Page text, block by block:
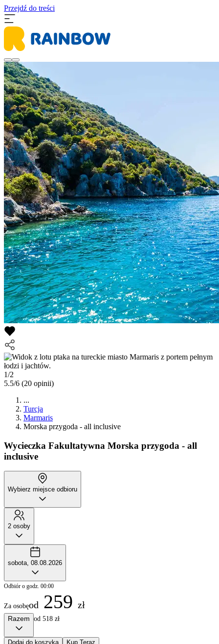
Przejdź do treści
1/2
5.5/6 (20 opinii)
...
Turcja
Marmaris
Morska przygoda - all inclusive
Wycieczka Fakultatywna Morska przygoda - all
inclusive
Wybierz miejsce odbioru
2 osoby
sobota, 08.08.2026
Odbiór o godz. 00:00
Za osobęod 259 zł
Razem od 518 zł
Dodaj do koszyka Kup Teraz